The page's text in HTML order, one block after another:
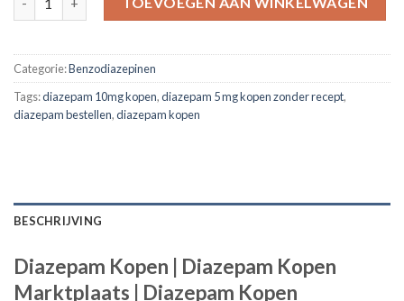
Categorie:Benzodiazepinen
Tags:diazepam 10mg kopen,diazepam 5 mg kopen zonder recept,
diazepam bestellen,diazepam kopen
BESCHRIJVING
Diazepam Kopen | Diazepam Kopen
Marktplaats | Diazepam Kopen